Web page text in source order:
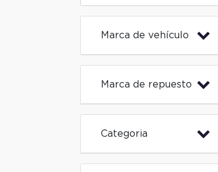
Marca de vehículo
Marca de repuesto
Categoria